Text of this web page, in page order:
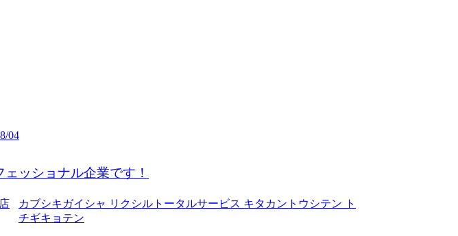
04
ッショナル企業です！
カブシキガイシャ リクシルトータルサービス キタカントウシテン ト
チギキョテン